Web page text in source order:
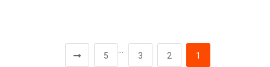
1
2
3
5